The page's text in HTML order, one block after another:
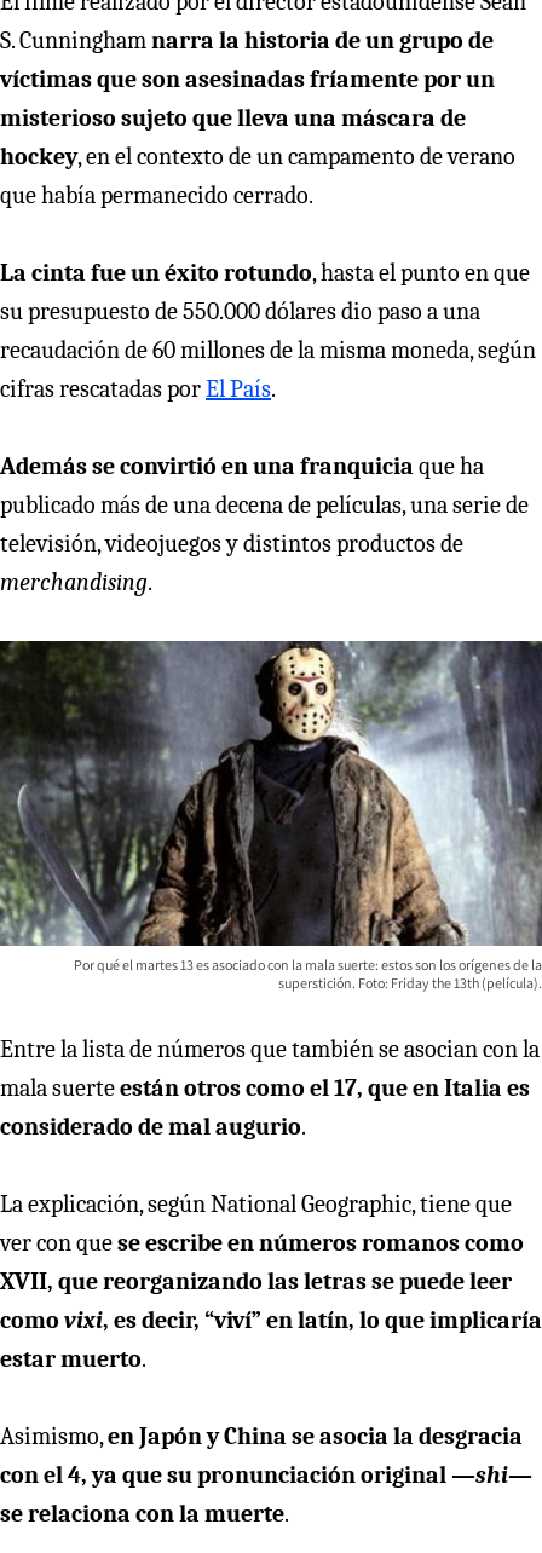
S. Cunninghamnarra la historia de un grupo de
víctimas que son asesinadas fríamente por un
misterioso sujeto que lleva una máscara de
hockey, en el contexto de un campamento de verano
que había permanecido cerrado.
La cinta fue un éxito rotundo, hasta el punto en que
su presupuesto de 550.000 dólares dio paso a una
recaudación de 60 millones de la misma moneda, según
cifras rescatadas porEl País.
Además se convirtió en una franquicia que ha
publicado más de una decena de películas, una serie de
televisión, videojuegos y distintos productos de
merchandising.
Por qué el martes 13 es asociado con la mala suerte: estos son los orígenes de la
superstición. Foto: Friday the 13th (película).
Entre la lista de números que también se asocian con la
mala suerteestán otros como el 17, que en Italia es
considerado de mal augurio.
La explicación, según National Geographic, tiene que
ver con quese escribe en números romanos como
XVII, que reorganizando las letras se puede leer
como vixi, es decir, “viví” en latín, lo que implicaría
estar muerto.
Asimismo,en Japón y China se asocia la desgracia
con el 4, ya que su pronunciación original —shi—
se relaciona con la muerte.